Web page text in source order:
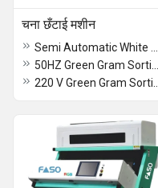
चना छँटाई मशीन